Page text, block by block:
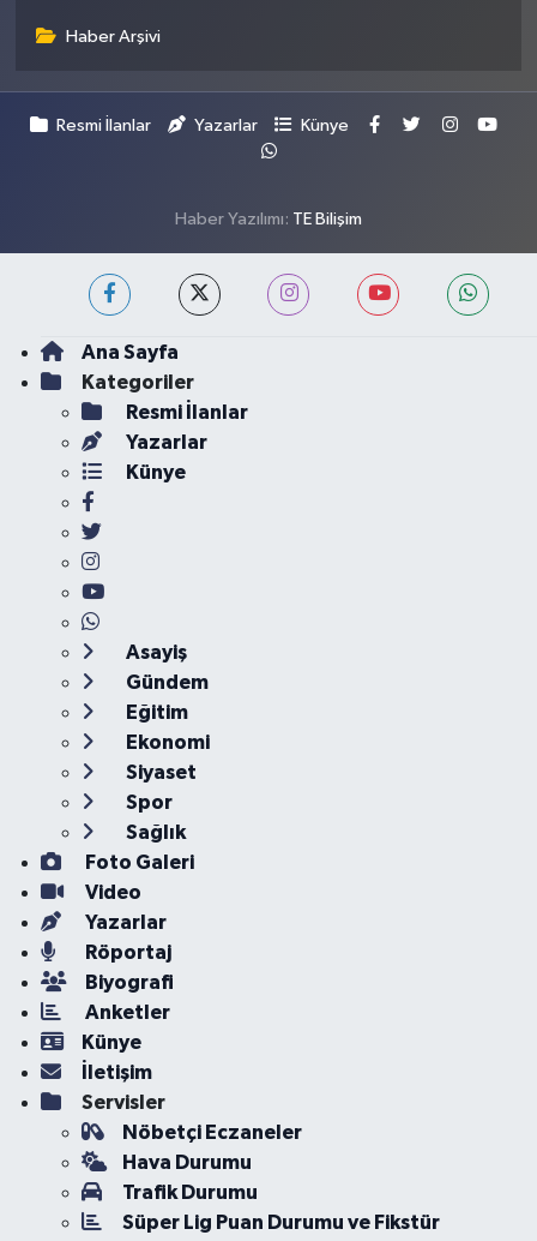
Haber Arşivi
Resmi İlanlar Yazarlar Künye
Haber Yazılımı: TE Bilişim
Ana Sayfa
Kategoriler
Resmi İlanlar
Yazarlar
Künye
Asayiş
Gündem
Eğitim
Ekonomi
Siyaset
Spor
Sağlık
Foto Galeri
Video
Yazarlar
Röportaj
Biyografi
Anketler
Künye
İletişim
Servisler
Nöbetçi Eczaneler
Hava Durumu
Trafik Durumu
Süper Lig Puan Durumu ve Fikstür